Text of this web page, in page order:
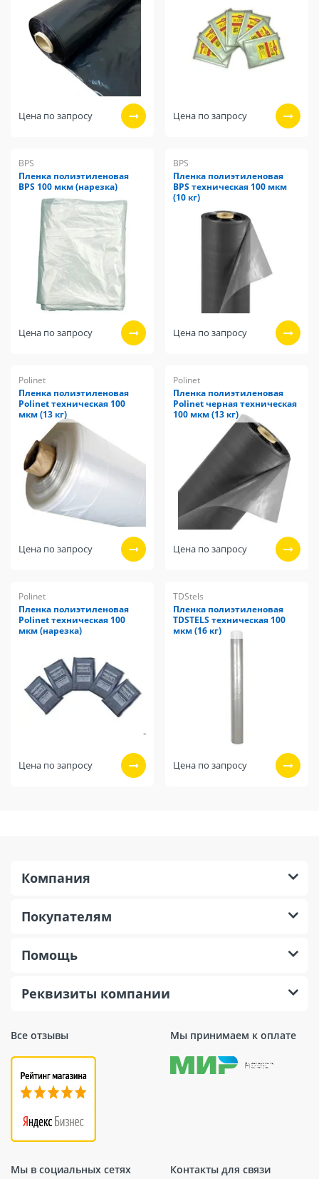
Цена по запросу Цена по запросу
BPS
Пленка полиэтиленовая
BPS 100 мкм (нарезка)
Цена по запросу
BPS
Пленка полиэтиленовая
BPS техническая 100 мкм
(10 кг)
Цена по запросу
Polinet
Пленка полиэтиленовая
Polinet техническая 100
мкм (13 кг)
Цена по запросу
Polinet
Пленка полиэтиленовая
Polinet черная техническая
100 мкм (13 кг)
Цена по запросу
Polinet
Пленка полиэтиленовая
Polinet техническая 100
мкм (нарезка)
Цена по запросу
TDStels
Пленка полиэтиленовая
TDSTELS техническая 100
мкм (16 кг)
Цена по запросу
Все отзывы Мы принимаем к оплате
Мы в социальных сетях Контакты для связи
Компания
Покупателям
Помощь
Реквизиты компании